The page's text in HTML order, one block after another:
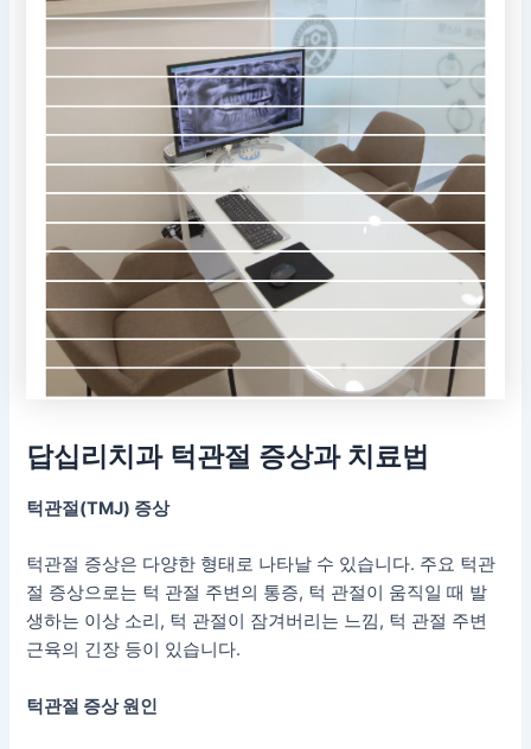
답십리치과 턱관절 증상과 치료법
턱관절(TMJ) 증상
턱관절 증상은 다양한 형태로 나타날 수 있습니다. 주요 턱관
절 증상으로는 턱 관절 주변의 통증, 턱 관절이 움직일 때 발
생하는 이상 소리, 턱 관절이 잠겨버리는 느낌, 턱 관절 주변
근육의 긴장 등이 있습니다.
턱관절 증상 원인